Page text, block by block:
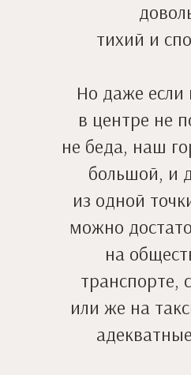
тихий и
Но даже если
в центре не
не беда, наш
большой, и
из одной
можно
на
транспорте,
или же на